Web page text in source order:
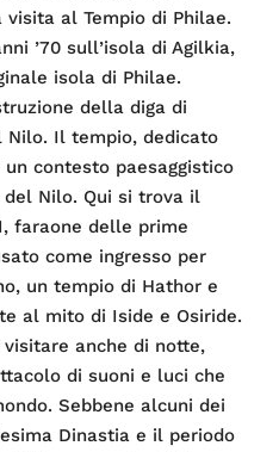
al Tempio di Philae.
’70 sull’isola di Agilkia,
isola di Philae.
della diga di
Nilo. Il tempio, dedicato
contesto paesaggistico
Nilo. Qui si trova il
faraone delle prime
come ingresso per
un tempio di Hathor e
al mito di Iside e Osiride.
anche di notte,
di suoni e luci che
Sebbene alcuni dei
Dinastia e il periodo